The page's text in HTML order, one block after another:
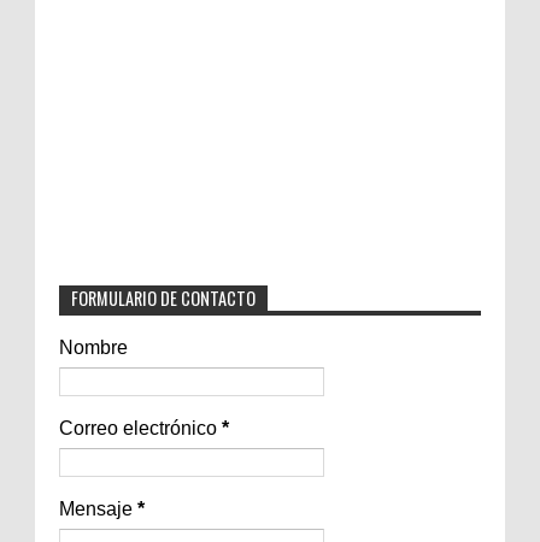
FORMULARIO DE CONTACTO
Nombre
Correo electrónico *
Mensaje *